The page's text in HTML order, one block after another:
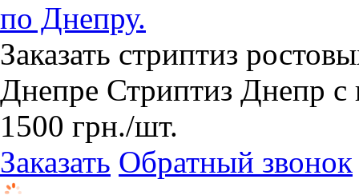
по Днепру.
Заказать стриптиз
Днепре Стриптиз Днепр
1500 грн./шт.
Заказать Обратный звонок